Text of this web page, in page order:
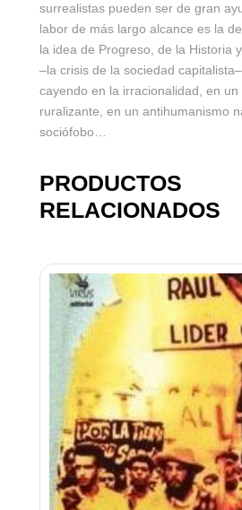
surrealistas pueden ser de gran
labor de más largo alcance es la
la idea de Progreso, de la Historia
–la crisis de la sociedad
cayendo en la irracionalidad, en
ruralizante, en un antihumanismo
sociófobo…
PRODUCTOS
RELACIONADOS